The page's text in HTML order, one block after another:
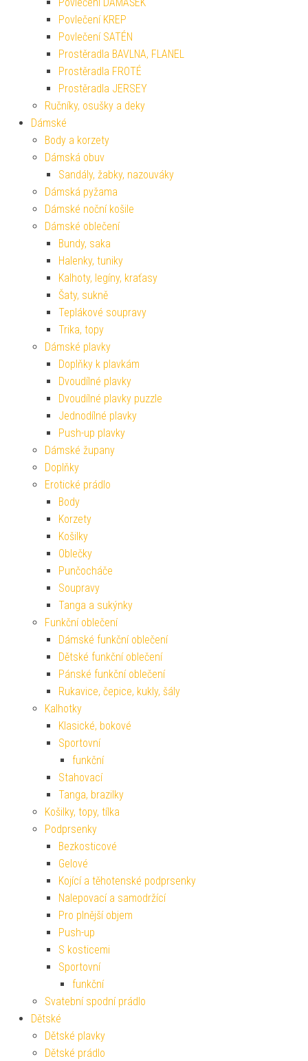
Povlečení KREP
Povlečení SATÉN
Prostěradla BAVLNA, FLANEL
Prostěradla FROTÉ
Prostěradla JERSEY
Ručníky, osušky a deky
Dámské
Body a korzety
Dámská obuv
Sandály, žabky, nazouváky
Dámská pyžama
Dámské noční košile
Dámské oblečení
Bundy, saka
Halenky, tuniky
Kalhoty, legíny, kraťasy
Šaty, sukně
Teplákové soupravy
Trika, topy
Dámské plavky
Doplňky k plavkám
Dvoudílné plavky
Dvoudílné plavky puzzle
Jednodílné plavky
Push-up plavky
Dámské župany
Doplňky
Erotické prádlo
Body
Korzety
Košilky
Oblečky
Punčocháče
Soupravy
Tanga a sukýnky
Funkční oblečení
Dámské funkční oblečení
Dětské funkční oblečení
Pánské funkční oblečení
Rukavice, čepice, kukly, šály
Kalhotky
Klasické, bokové
Sportovní
funkční
Stahovací
Tanga, brazilky
Košilky, topy, tílka
Podprsenky
Bezkosticové
Gelové
Kojící a těhotenské podprsenky
Nalepovací a samodržící
Pro plnější objem
Push-up
S kosticemi
Sportovní
funkční
Svatební spodní prádlo
Dětské
Dětské plavky
Dětské prádlo